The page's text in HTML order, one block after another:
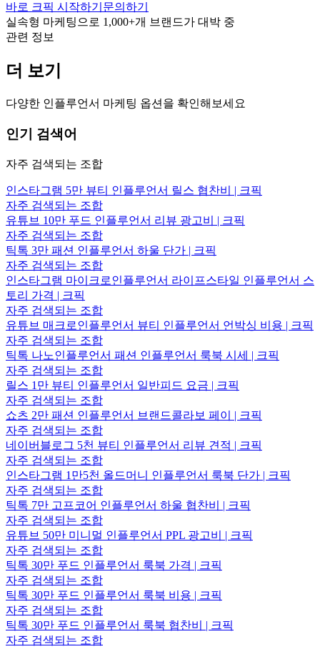
바로 크픽 시작하기 문의하기
실속형 마케팅으로 1,000+개 브랜드가 대박 중
관련 정보
더 보기
다양한 인플루언서 마케팅 옵션을 확인해보세요
인기 검색어
자주 검색되는 조합
인스타그램 5만 뷰티 인플루언서 릴스 협찬비 | 크픽
자주 검색되는 조합
유튜브 10만 푸드 인플루언서 리뷰 광고비 | 크픽
자주 검색되는 조합
틱톡 3만 패션 인플루언서 하울 단가 | 크픽
자주 검색되는 조합
인스타그램 마이크로인플루언서 라이프스타일 인플루언서 스
토리 가격 | 크픽
자주 검색되는 조합
유튜브 매크로인플루언서 뷰티 인플루언서 언박싱 비용 | 크픽
자주 검색되는 조합
틱톡 나노인플루언서 패션 인플루언서 룩북 시세 | 크픽
자주 검색되는 조합
릴스 1만 뷰티 인플루언서 일반피드 요금 | 크픽
자주 검색되는 조합
쇼츠 2만 패션 인플루언서 브랜드콜라보 페이 | 크픽
자주 검색되는 조합
네이버블로그 5천 뷰티 인플루언서 리뷰 견적 | 크픽
자주 검색되는 조합
인스타그램 1만5천 올드머니 인플루언서 룩북 단가 | 크픽
자주 검색되는 조합
틱톡 7만 고프코어 인플루언서 하울 협찬비 | 크픽
자주 검색되는 조합
유튜브 50만 미니멀 인플루언서 PPL 광고비 | 크픽
자주 검색되는 조합
틱톡 30만 푸드 인플루언서 룩북 가격 | 크픽
자주 검색되는 조합
틱톡 30만 푸드 인플루언서 룩북 비용 | 크픽
자주 검색되는 조합
틱톡 30만 푸드 인플루언서 룩북 협찬비 | 크픽
자주 검색되는 조합